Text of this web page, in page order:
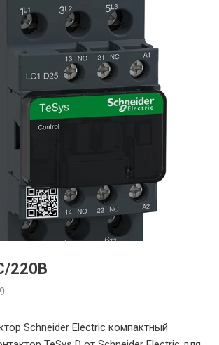
и
220В
Schneider Electric компактный